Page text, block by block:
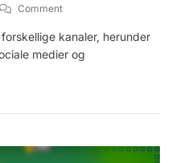
CommentOn
Mønter:
Kampagnekoder,
Medier,
kanaler, herunder
medier og